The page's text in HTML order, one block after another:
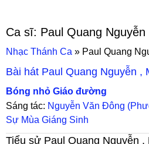
Ca sĩ: Paul Quang
Nhạc Thánh Ca » Paul Quang
Bài hát Paul Quang Nguyễn ,
Bóng nhỏ Giáo đường
Sáng tác: Nguyễn Văn Đông
Sự Mùa Giáng Sinh
Tiểu sử Paul Quang Nguyễn ,